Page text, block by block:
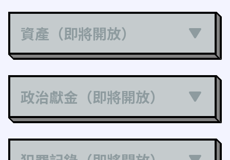
資產（即將開放）
政治獻金（即將開放）